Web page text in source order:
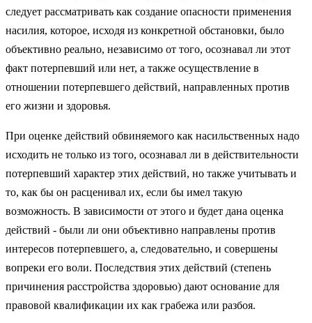
следует рассматривать как создание опасности применения
насилия, которое, исходя из конкретной обстановки, было
объективно реально, независимо от того, осознавал ли этот
факт потерпевший или нет, а также осуществление в
отношении потерпевшего действий, направленных против
его жизни и здоровья.
При оценке действий обвиняемого как насильственных надо
исходить не только из того, осознавал ли в действительности
потерпевший характер этих действий, но также учитывать и
то, как бы он расценивал их, если бы имел такую
возможность. В зависимости от этого и будет дана оценка
действий - были ли они объективно направлены против
интересов потерпевшего, а, следовательно, и совершены
вопреки его воли. Последствия этих действий (степень
причинения расстройства здоровью) дают основание для
правовой квалификации их как грабежа или разбоя.